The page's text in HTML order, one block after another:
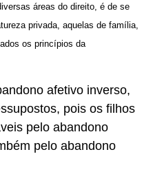
áreas do direito, é de se
privada, aquelas de família,
os princípios da
afetivo inverso,
pois os filhos
pelo abandono
pelo abandono